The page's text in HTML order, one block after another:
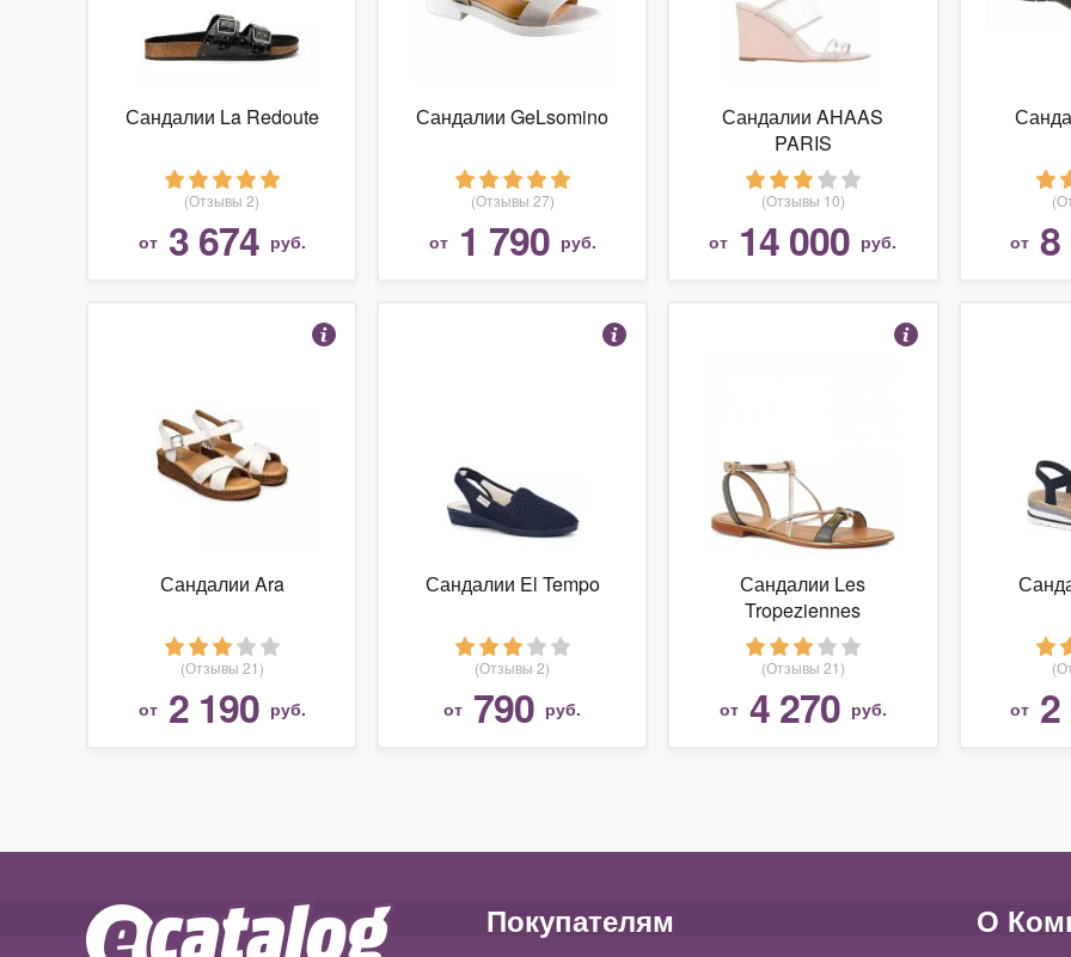
Сандалии La Redoute
(Отзывы 2)
от 3 674 руб.
Сандалии GeLsomino
(Отзывы 27)
от 1 790 руб.
Сандалии AHAAS
PARIS
(Отзывы 10)
от 14 000 руб. от 8
Сандалии Ara
(Отзывы 21)
от 2 190 руб.
Сандалии El Tempo
(Отзывы 2)
от 790 руб.
Сандалии Les
Tropeziennes
(Отзывы 21)
от 4 270 руб. от
Покупателям О